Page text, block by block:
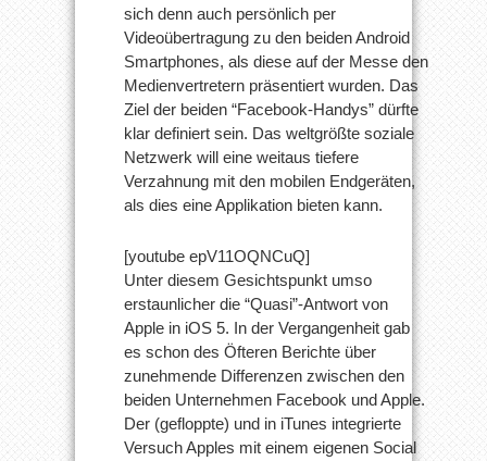
sich denn auch persönlich per
Videoübertragung zu den beiden Android
Smartphones, als diese auf der Messe den
Medienvertretern präsentiert wurden. Das
Ziel der beiden “Facebook-Handys” dürfte
klar definiert sein. Das weltgrößte soziale
Netzwerk will eine weitaus tiefere
Verzahnung mit den mobilen Endgeräten,
als dies eine Applikation bieten kann.
[youtube epV11OQNCuQ]
Unter diesem Gesichtspunkt umso
erstaunlicher die “Quasi”-Antwort von
Apple in iOS 5. In der Vergangenheit gab
es schon des Öfteren Berichte über
zunehmende Differenzen zwischen den
beiden Unternehmen Facebook und Apple.
Der (gefloppte) und in iTunes integrierte
Versuch Apples mit einem eigenen Social